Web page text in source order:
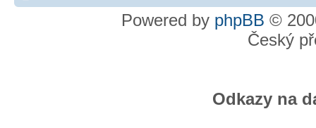
Powered by phpBB ©
Český
Odkazy na